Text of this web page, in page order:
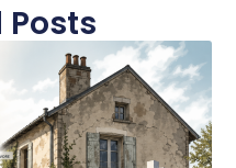
Posts